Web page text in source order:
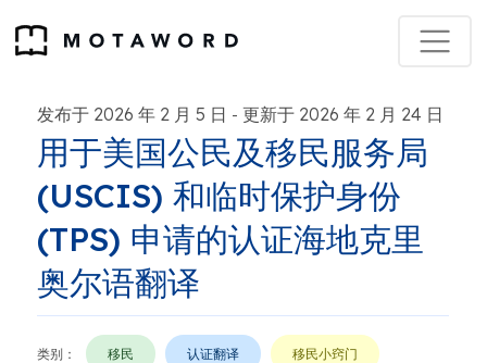
发布于 2026 年 2 月 5 日 - 更新于 2026 年 2 月 24 日
用于美国公民及移民服务局
(USCIS) 和临时保护身份
(TPS) 申请的认证海地克里
奥尔语翻译
类别： 移民 认证翻译 移民小窍门